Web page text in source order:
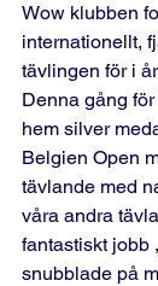
Wow klubben
internationellt,
tävlingen för i
Denna gång
hem silver
Belgien Open
tävlande med
våra andra
fantastiskt jobb
snubblade på